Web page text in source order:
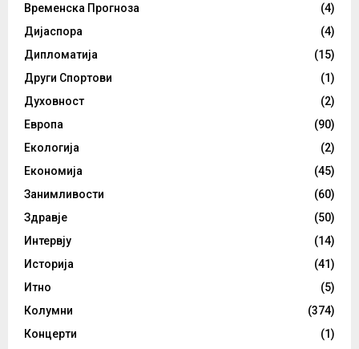
Временска Прогноза
(4)
Дијаспора
(4)
Дипломатија
(15)
Други Спортови
(1)
Духовност
(2)
Европа
(90)
Екологија
(2)
Економија
(45)
Занимливости
(60)
Здравје
(50)
Интервју
(14)
Историја
(41)
Итно
(5)
Колумни
(374)
Концерти
(1)